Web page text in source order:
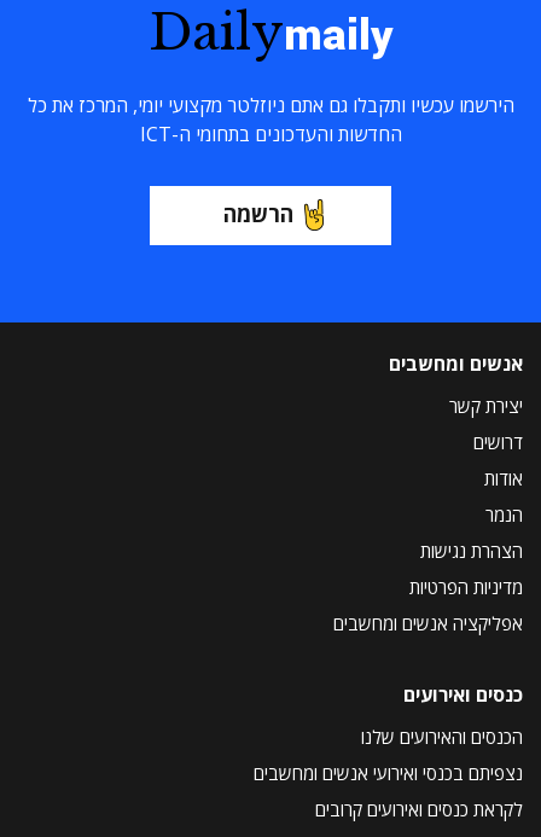
Dailymaily
הירשמו עכשיו ותקבלו גם אתם ניוזלטר מקצועי יומי, המרכז את כל
החדשות והעדכונים בתחומי ה-ICT
הרשמה
אנשים ומחשבים
יצירת קשר
דרושים
אודות
הנמר
הצהרת נגישות
מדיניות הפרטיות
אפליקציה אנשים ומחשבים
כנסים ואירועים
הכנסים והאירועים שלנו
נצפיתם בכנסי ואירועי אנשים ומחשבים
לקראת כנסים ואירועים קרובים